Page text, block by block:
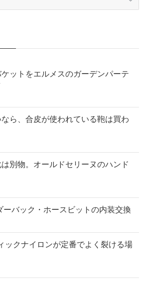
ットをエルメスのガーデンパーテ
ら、合皮が使われている鞄は買わ
別物。オールドセリーヌのハンド
バック・ホースビットの内装交換
ックナイロンが定番でよく裂ける場